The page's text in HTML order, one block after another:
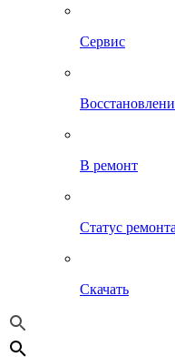
Сервис
В ремонт
Статус ремонта
Скачать